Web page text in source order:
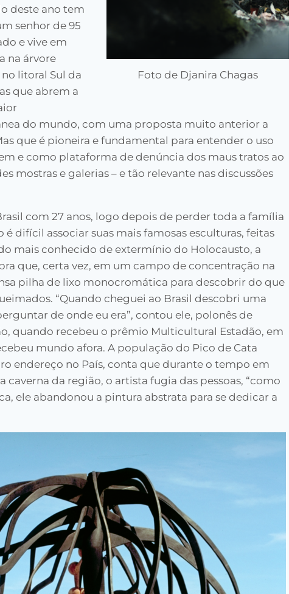
Foto de Djanira Chagas
deste ano tem
senhor de 95
e vive em
na árvore
litoral Sul da
que abrem a
do mundo, com uma proposta muito anterior a
que é pioneira e fundamental para entender o uso
e como plataforma de denúncia dos maus tratos ao
mostras e galerias – e tão relevante nas discussões
com 27 anos, logo depois de perder toda a família
é difícil associar suas mais famosas esculturas, feitas
mais conhecido de extermínio do Holocausto, a
que, certa vez, em um campo de concentração na
pilha de lixo monocromática para descobrir do que
“Quando cheguei ao Brasil descobri uma
de onde eu era”, contou ele, polonês de
quando recebeu o prêmio Multicultural Estadão, em
mundo afora. A população do Pico de Cata
endereço no País, conta que durante o tempo em
da região, o artista fugia das pessoas, “como
ele abandonou a pintura abstrata para se dedicar a